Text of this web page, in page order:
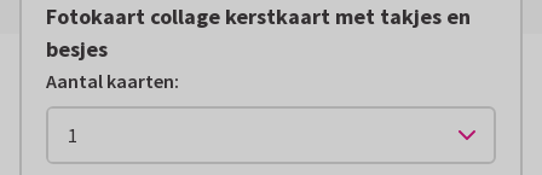
Fotokaart collage kerstkaart met takjes en
besjes
Aantal kaarten: